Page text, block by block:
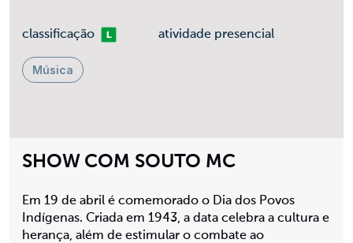
SHOW COM SOUTO MC
Em 19 de abril é comemorado o Dia dos Povos
Indígenas. Criada em 1943, a data celebra a cultura e
herança, além de estimular o combate ao
classificaçãoLivre atividade presencial
Música